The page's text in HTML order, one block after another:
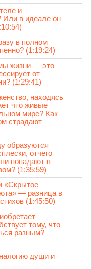
и
Или в идеале он
в полном
(1:19:24)
жизни — это
от
(1:29:41)
находясь
что живые
мире? Как
страдают
образуются
отчего
попадают в
(1:35:59)
«Скрытое
— разница в
(1:45:50)
тому, что
разным?
души и